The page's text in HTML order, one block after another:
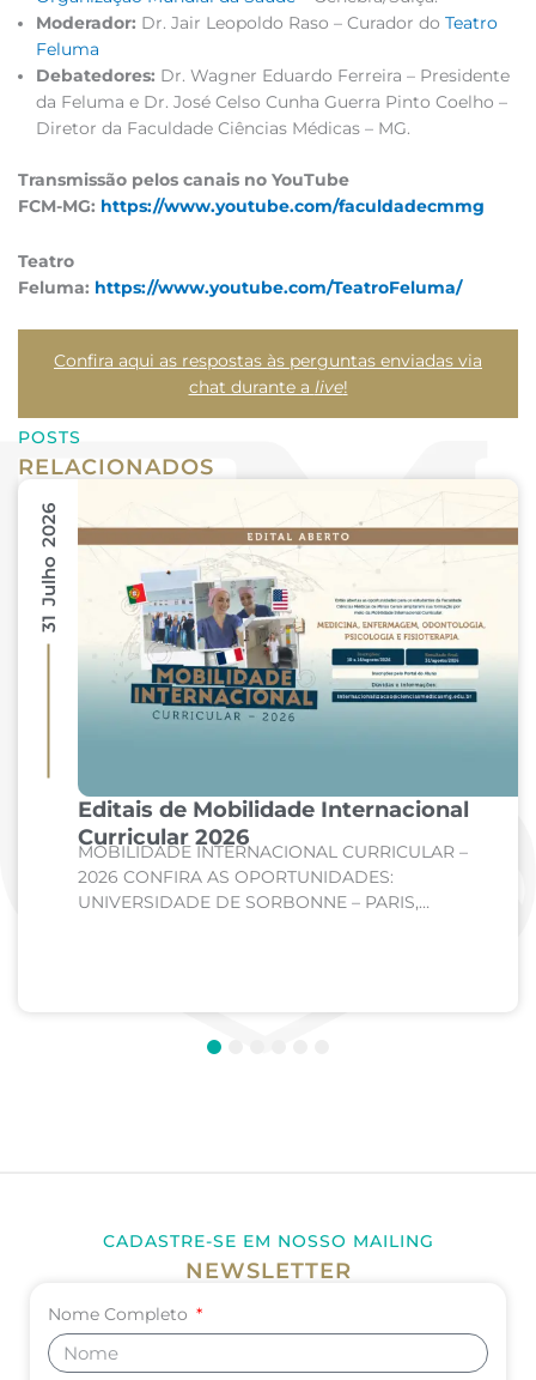
Moderador: Dr. Jair Leopoldo Raso – Curador do Teatro
Feluma
Debatedores: Dr. Wagner Eduardo Ferreira – Presidente
da Feluma e Dr. José Celso Cunha Guerra Pinto Coelho –
Diretor da Faculdade Ciências Médicas – MG.
Transmissão pelos canais no YouTube
FCM-MG: https://www.youtube.com/faculdadecmmg
Teatro
Feluma: https://www.youtube.com/TeatroFeluma/
Confira aqui as respostas às perguntas enviadas via
chat durante a live!
POSTS
RELACIONADOS
Editais de Mobilidade Internacional
Curricular 2026
MOBILIDADE INTERNACIONAL CURRICULAR –
2026 CONFIRA AS OPORTUNIDADES:
UNIVERSIDADE DE SORBONNE – PARIS,
31 Julho 2026
4
CADASTRE-SE EM NOSSO MAILING
NEWSLETTER
Nome Completo